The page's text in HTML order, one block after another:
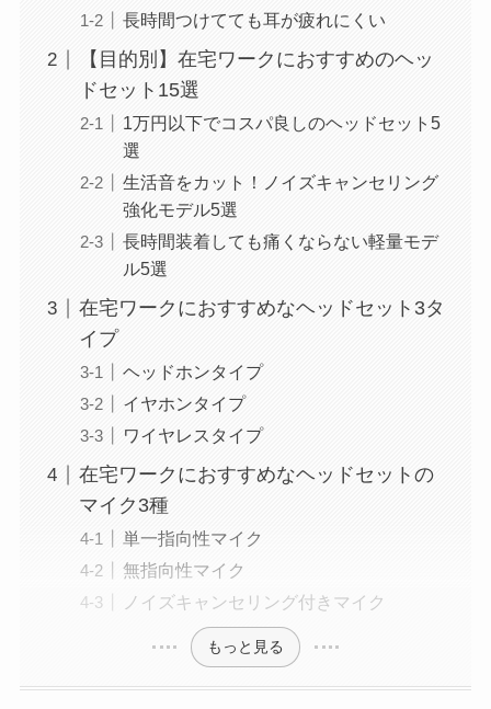
長時間つけてても耳が疲れにくい
【目的別】在宅ワークにおすすめのヘッ
ドセット15選
1万円以下でコスパ良しのヘッドセット5
選
生活音をカット！ノイズキャンセリング
強化モデル5選
長時間装着しても痛くならない軽量モデ
ル5選
在宅ワークにおすすめなヘッドセット3タ
イプ
ヘッドホンタイプ
イヤホンタイプ
ワイヤレスタイプ
在宅ワークにおすすめなヘッドセットの
マイク3種
単一指向性マイク
無指向性マイク
ノイズキャンセリング付きマイク
もっと見る